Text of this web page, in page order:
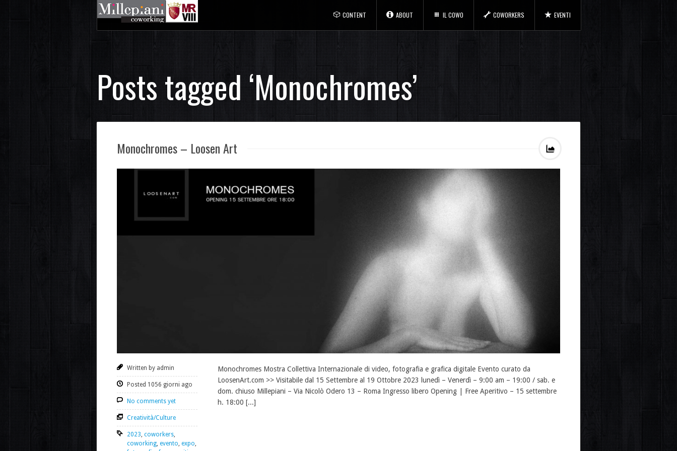
CONTENT ABOUT IL COWO COWORKERS EVENTI
Posts tagged ‘Monochromes’
Monochromes – Loosen Art
Written by admin
Posted 1056 giorni ago
No comments yet
Creatività/Culture
2023 coworkers
coworking evento expo
Monochromes Mostra Collettiva Internazionale di video, fotografia e grafica digitale Evento curato da
LoosenArt.com >> Visitabile dal 15 Settembre al 19 Ottobre 2023 lunedì – Venerdì – 9:00 am – 19:00 / sab. e
dom. chiuso Millepiani – Via Nicolò Odero 13 – Roma Ingresso libero Opening | Free Aperitivo – 15 settembre
h. 18:00 [...]